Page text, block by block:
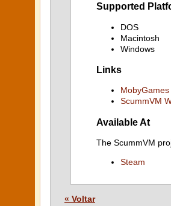
Supported
DOS
Macintosh
Windows
Links
MobyGames
ScummVM
Available At
The ScummVM
Steam
« Voltar